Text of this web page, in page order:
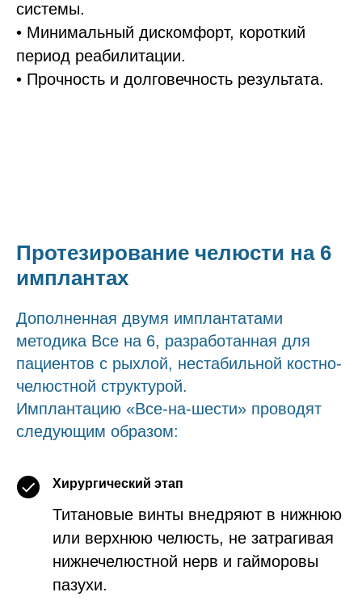
системы.
• Минимальный дискомфорт, короткий
период реабилитации.
• Прочность и долговечность результата.
Протезирование челюсти на 6
имплантах
Дополненная двумя имплантатами
методика Все на 6, разработанная для
пациентов с рыхлой, нестабильной костно-
челюстной структурой.
Имплантацию «Все-на-шести» проводят
следующим образом:
Хирургический этап
Титановые винты внедряют в нижнюю
или верхнюю челюсть, не затрагивая
нижнечелюстной нерв и гайморовы
пазухи.